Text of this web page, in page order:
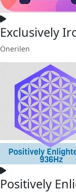
Exclusively
Önerilen
Positively